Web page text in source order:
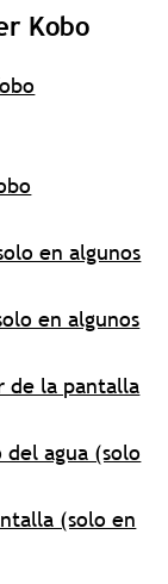
Kobo
en algunos
en algunos
de la pantalla
agua (solo
(solo en